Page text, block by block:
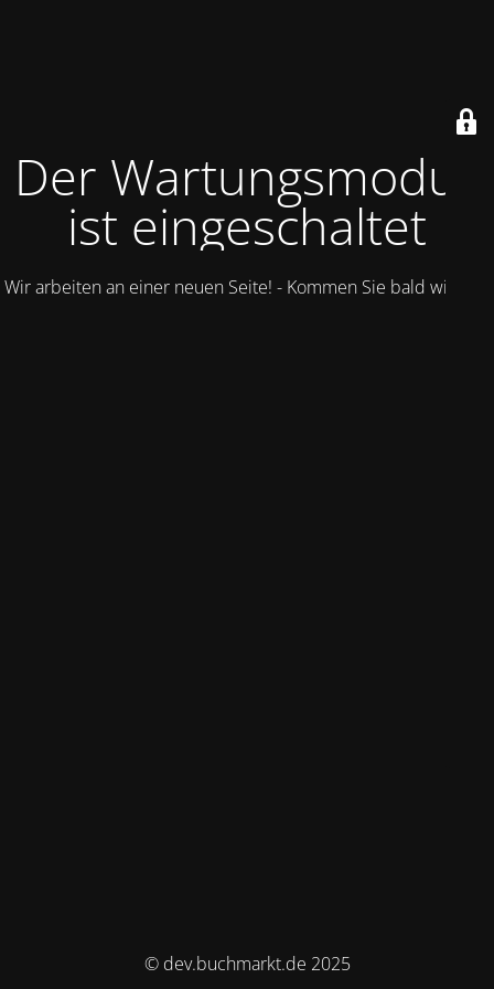
Der Wartungsmodus
ist eingeschaltet
Wir arbeiten an einer neuen Seite! - Kommen Sie bald wieder.
© dev.buchmarkt.de 2025